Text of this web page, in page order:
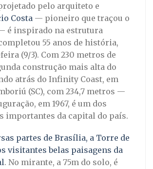
pelo arquiteto e
Costa — pioneiro que traçou o
é inspirado na estrutura
55 anos de história,
(9/3). Com 230 metros de
construção mais alta do
atrás do Infinity Coast, em
(SC), com 234,7 metros —
em 1967, é um dos
importantes da capital do país.
partes de Brasília, a Torre de
visitantes belas paisagens da
. No mirante, a 75m do solo, é